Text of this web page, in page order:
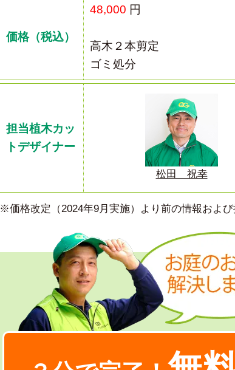
価格（税込）
48,000 円
高木２本剪定
ゴミ処分
担当植木カッ
トデザイナー
松田 祝幸
※価格改定（2024年9月実施）より前の情報およ